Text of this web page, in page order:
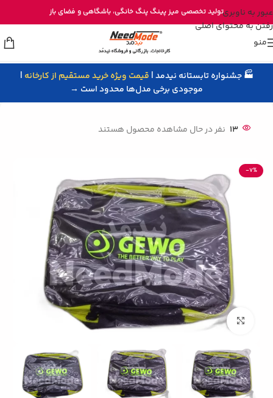
عبور به ناوبری
رفتن به محتوای اصلی
خرید مستقیم میز پینگ پنگ از تولیدی نیدمد
تولید تخصصی میز پینگ پنگ خانگی، باشگاهی و فضای باز
منو
🏭 جشنواره تابستانه نیدمد | قیمت ویژه خرید مستقیم از کارخانه |
موجودی برخی مدل‌ها محدود است →لوازم پینگ پنگ/کیف راکت پینگ پنگ
13 نفر در حال مشاهده محصول هستند
-7%
بزرگنمایی تصویر